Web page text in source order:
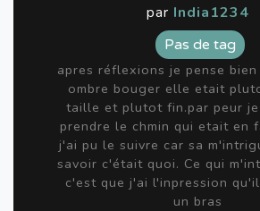
par India1234
Pas de tag
apres réflexions je pense
ombre bouger elle etait
taille et plutot fin.par peur je
prendre le chmin qui etait en
j'ai pu le suivre car sa
savoir c'était quoi. Ce qui
c'est que j'ai l'inpression
un bras